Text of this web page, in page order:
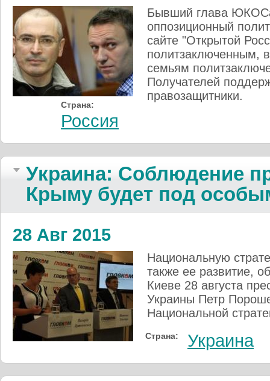
Бывший глава
оппозиционный
сайте "Открытой
политзаключенным,
семьям
Получателей
правозащитники.
Страна:
Россия
Украина: Соблюдение
Крыму будет под
28 Авг 2015
Национальную
также ее развитие,
Киеве 28 августа
Украины Петр
Национальной
Страна: Украина